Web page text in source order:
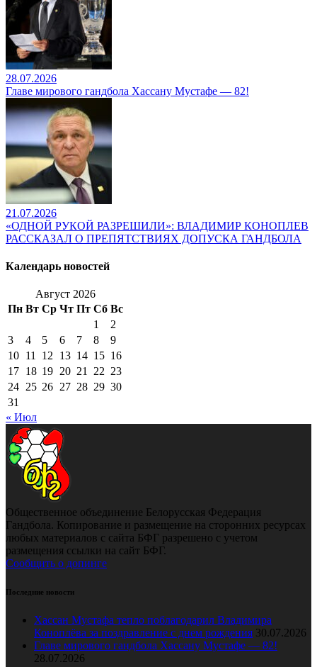
28.07.2026
Главе мирового гандбола Хассану Мустафе — 82!
21.07.2026
«ОДНОЙ РУКОЙ РАЗРЕШИЛИ»: ВЛАДИМИР КОНОПЛЕВ
РАССКАЗАЛ О ПРЕПЯТСТВИЯХ ДОПУСКА ГАНДБОЛА
Календарь новостей
Август 2026
Пн Вт Ср Чт Пт Сб Вс
1
2
3
4 5 6 7 8
9
10 11 12 13 14 15 16
17 18 19 20 21 22 23
24 25 26 27 28 29 30
31
« Июл
Общественное объединение Белорусская Федерация
Гандбола. Копирование и размещение на сторонних ресурсах
любых материалов с сайта БФГ разрешено с учетом
размещения ссылки на сайт БФГ.
Сообщить о допинге
Последние новости
Хассан Мустафа тепло поблагодарил Владимира
Коноплёва за поздравление с днем рождения 30.07.2026
Главе мирового гандбола Хассану Мустафе — 82!
28.07.2026